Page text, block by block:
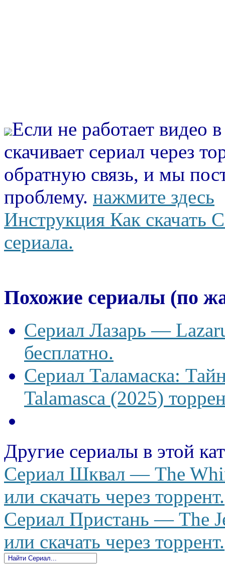
Если не работает видео
скачивает сериал через
обратную связь, и мы
проблему. нажмите здесь
Инструкция Как скачать
сериала.
Похожие сериалы (по
Сериал Лазарь —
бесплатно.
Сериал Таламаска:
Talamasca (2025)
Другие сериалы в этой
Сериал Шквал — The
или скачать через торрент.
Сериал Пристань — The
или скачать через торрент.